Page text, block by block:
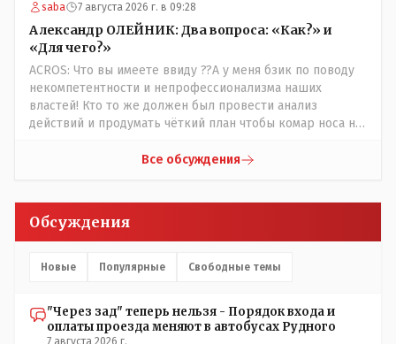
saba 7 августа 2026 г. в 09:28
Александр ОЛЕЙНИК: Два вопроса: «Как?» и
«Для чего?»
ACROS: Что вы имеете ввиду ??А у меня бзик по поводу
некомпетентности и непрофессионализма наших
властей! Кто то же должен был провести анализ
действий и продумать чёткий план чтобы комар носа не
центре либо кто то из родственников сидит, либо
причинам, просто обстоятельства немного меняются по
сравнению с Назарбаевскими временами, власти
неизвестная в уравнении взаимоотношений власти и
Все обсуждения
Обсуждения
Новые Популярные Свободные темы
"Через зад" теперь нельзя - Порядок входа и
оплаты проезда меняют в автобусах Рудного
7 августа 2026 г.